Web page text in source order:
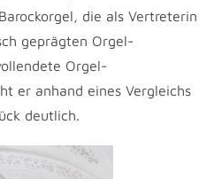
die als Vertreterin
geprägten Orgel-
Orgel-
er anhand eines Vergleichs
deutlich.